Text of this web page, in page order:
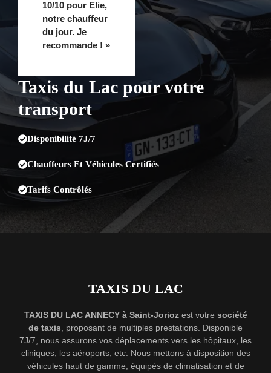
Taxis du Lac pour votre
transport
Disponibilité 7J/7
Chauffeurs Et Véhicules Certifiés
Tarifs Contrôlés
10/10 pour Elie,
notre chauffeur
du jour. Je
recommande ! »
TAXIS DU LAC
TAXIS DU LAC ANNECY à Saint-Joriozest votre société
de taxis, proposant de multiples prestations. Disponible
7J/7, nous assurons vos déplacements vers les hôpitaux, les
cliniques, les aéroports, etc. Nous mettons à disposition des
véhicules haut de gamme, équipés de climatisation et de